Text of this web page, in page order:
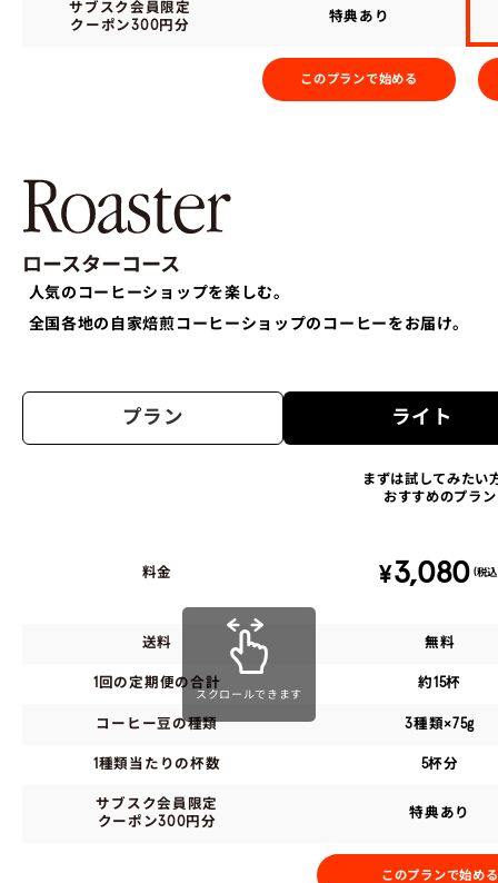
サブスク会員限定
クーポン300円分
特典あり
このプランで始める
人気のコーヒーショップを楽しむ。
全国各地の自家焙煎コーヒーショップのコーヒーをお届け。
プラン ライト
まずは試してみたい
おすすめのプラン
料金 ¥3,080 (税
送料 無料
1回の定期便の合計 約15杯
コーヒー豆の種類 3種類×75g
1種類当たりの杯数 5杯分
サブスク会員限定
クーポン300円分
特典あり
このプランで始める
スクロールできます